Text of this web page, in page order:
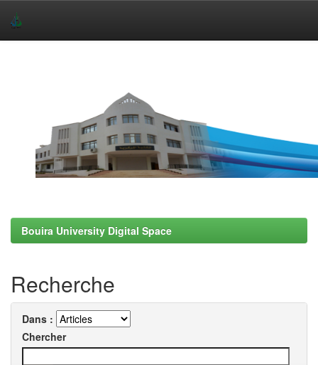
Bouira University Digital Space
Recherche
Dans :
Chercher